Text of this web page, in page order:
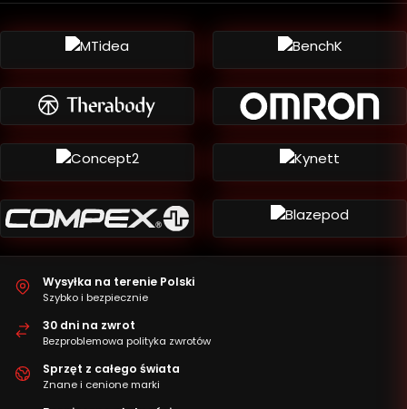
Wysyłka na terenie Polski
Szybko i bezpiecznie
30 dni na zwrot
Bezproblemowa polityka zwrotów
Sprzęt z całego świata
Znane i cenione marki